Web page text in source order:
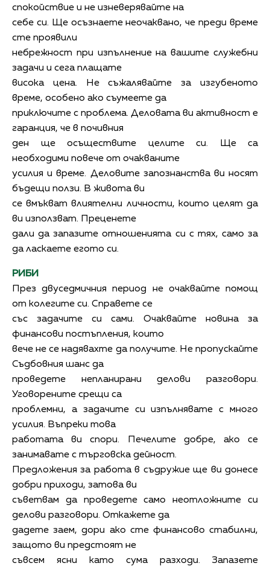
спокойствие и не изневерявайте на
себе си. Ще осъзнаете неочаквано, че преди време
сте проявили
небрежност при изпълнение на вашите служебни
задачи и сега плащате
висока цена. Не съжалявайте за изгубеното
време, особено ако съумеете да
приключите с проблема. Деловата ви активност е
гаранция, че в почивния
ден ще осъществите целите си. Ще са
необходими повече от очакваните
усилия и време. Деловите запознанства ви носят
бъдещи ползи. В живота ви
се вмъкват влиятелни личности, които целят да
ви използват. Преценете
дали да запазите отношенията си с тях, само за
да ласкаете егото си.
РИБИ
През двуседмичния период не очаквайте помощ
от колегите си. Справете се
със задачите си сами. Очаквайте новина за
финансови постъпления, които
вече не се надявахте да получите. Не пропускайте
Съдбовния шанс да
проведете непланирани делови разговори.
Уговорените срещи са
проблемни, а задачите си изпълнявате с много
усилия. Въпреки това
работата ви спори. Печелите добре, ако се
занимавате с търговска дейност.
Предложения за работа в съдружие ще ви донесе
добри приходи, затова ви
съветвам да проведете само неотложните си
делови разговори. Откажете да
дадете заем, дори ако сте финансово стабилни,
защото ви предстоят не
съвсем ясни като сума разходи. Запазете